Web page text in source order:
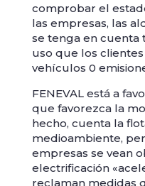
comprobar el
las empresas, las
se tenga en cuenta
uso que los
vehículos 0
FENEVAL está a
que favorezca la
hecho, cuenta la
medioambiente,
empresas se vean
electrificación
reclaman medidas